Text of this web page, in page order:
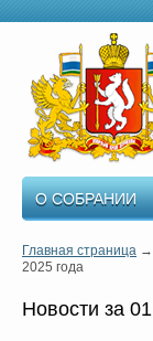
О СОБРАНИИ
Главная страница →
2025 года
Новости за